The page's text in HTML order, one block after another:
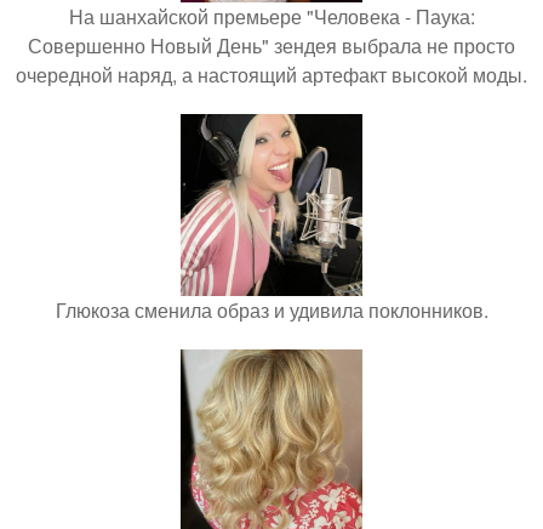
На шанхайской премьере "Человека - Паука:
Совершенно Новый День" зендея выбрала не просто
очередной наряд, а настоящий артефакт высокой моды.
Глюкоза сменила образ и удивила поклонников.